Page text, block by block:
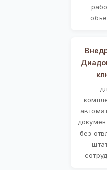
без